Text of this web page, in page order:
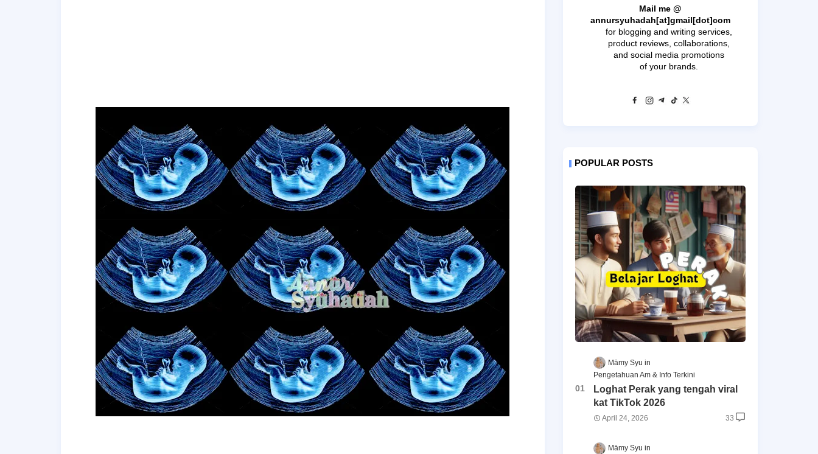
Mail me @
annursyuhadah[at]gmail[dot]com
for blogging and writing services,
product reviews, collaborations,
and social media promotions
of your brands.
POPULAR POSTS
Māmy Syu
Pengetahuan Am & Info Terkini
Loghat Perak yang tengah viral
kat TikTok 2026
April 24, 2026 33
Māmy Syu